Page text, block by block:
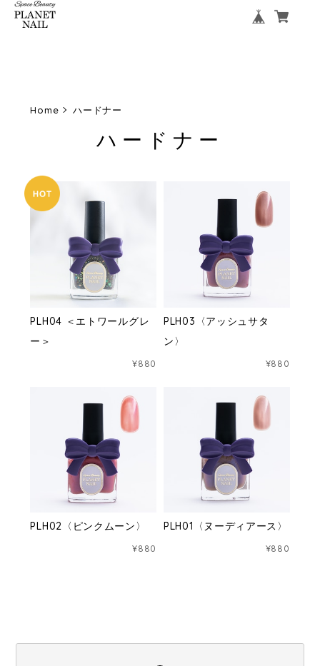
Home ハードナー
ハードナー
PLH04 ＜エトワールグレ
ー＞
¥880
PLH03〈アッシュサタ
ン〉
¥880
PLH02〈ピンクムーン〉
¥880
PLH01〈ヌーディアース〉
¥880